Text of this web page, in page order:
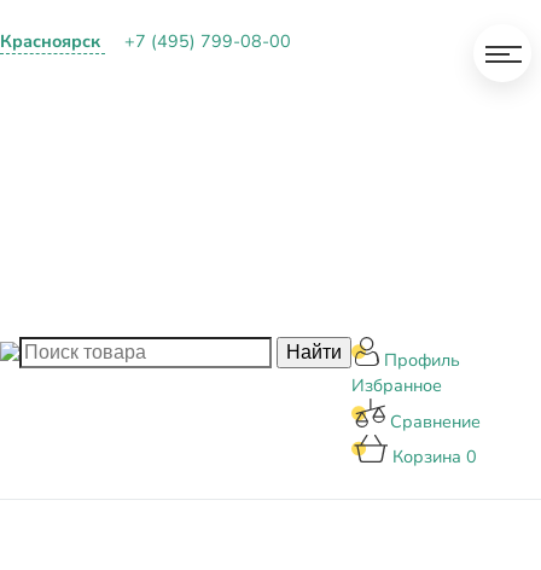
Красноярск +7 (495) 799-08-00
Профиль
Избранное
Сравнение
Корзина 0